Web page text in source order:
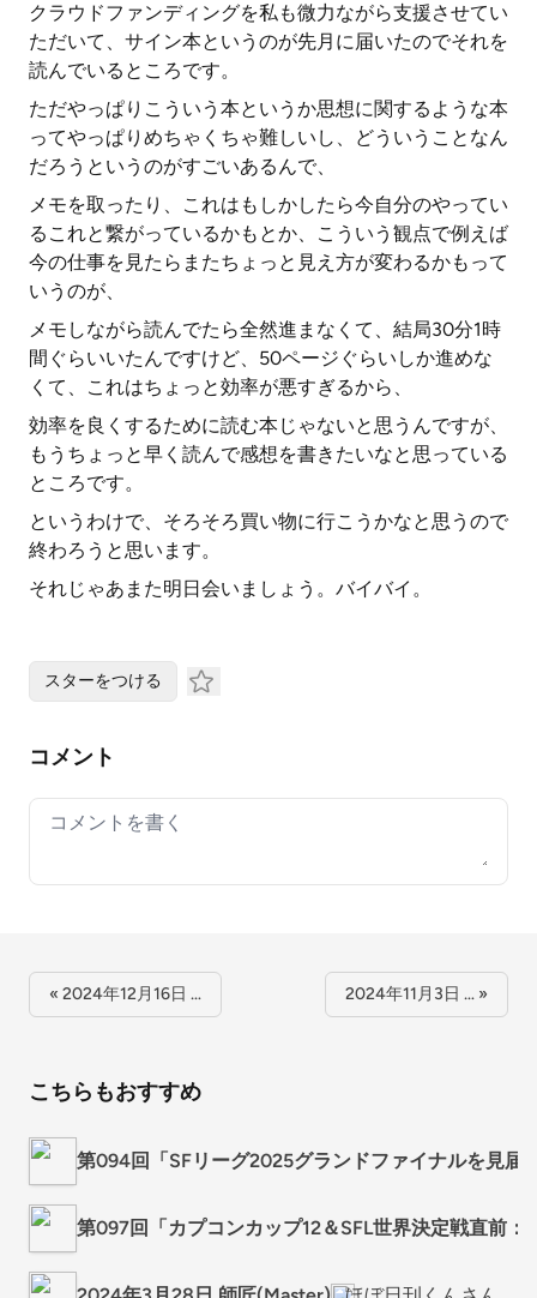
クラウドファンディングを私も微力ながら支援させてい
ただいて、サイン本というのが先月に届いたのでそれを
読んでいるところです。
ただやっぱりこういう本というか思想に関するような本
ってやっぱりめちゃくちゃ難しいし、どういうことなん
だろうというのがすごいあるんで、
メモを取ったり、これはもしかしたら今自分のやってい
るこれと繋がっているかもとか、こういう観点で例えば
今の仕事を見たらまたちょっと見え方が変わるかもって
いうのが、
メモしながら読んでたら全然進まなくて、結局30分1時
間ぐらいいたんですけど、50ページぐらいしか進めな
くて、これはちょっと効率が悪すぎるから、
効率を良くするために読む本じゃないと思うんですが、
もうちょっと早く読んで感想を書きたいなと思っている
ところです。
というわけで、そろそろ買い物に行こうかなと思うので
終わろうと思います。
それじゃあまた明日会いましょう。バイバイ。
スターをつける
コメント
Your comment
« 2024年12月16日 … 2024年11月3日 … »
こちらもおすすめ
第094回「SFリーグ2025グランドファイナルを見届
第097回「カプコンカップ12＆SFL世界決定戦直前